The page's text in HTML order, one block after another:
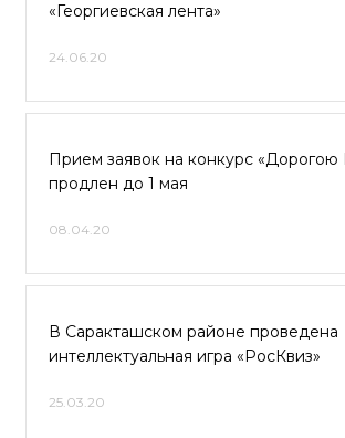
«Георгиевская лента»
24.06.20
Прием заявок на конкурс
продлен до 1 мая
08.04.20
В Саракташском районе проведена
интеллектуальная игра «РосКвиз»
25.03.20